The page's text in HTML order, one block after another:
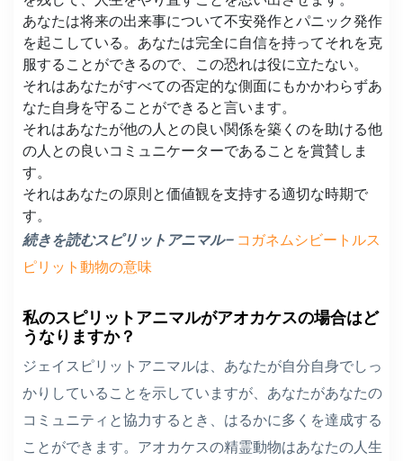
あなたは将来の出来事について不安発作とパニック発作
を起こしている。あなたは完全に自信を持ってそれを克
服することができるので、この恐れは役に立たない。
それはあなたがすべての否定的な側面にもかかわらずあ
なた自身を守ることができると言います。
それはあなたが他の人との良い関係を築くのを助ける他
の人との良いコミュニケーターであることを賞賛しま
す。
それはあなたの原則と価値観を支持する適切な時期で
す。
続きを読むスピリットアニマル– コガネムシビートルス
ピリット動物の意味
私のスピリットアニマルがアオカケスの場合はど
うなりますか？
ジェイスピリットアニマルは、あなたが自分自身でしっ
かりしていることを示していますが、あなたがあなたの
コミュニティと協力するとき、はるかに多くを達成する
ことができます。アオカケスの精霊動物はあなたの人生